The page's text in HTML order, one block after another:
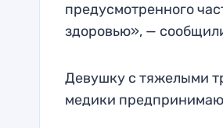
предусмотренного
здоровью», —
Девушку с тяжелыми
медики